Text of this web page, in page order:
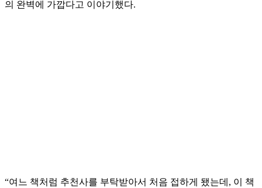
의 완벽에 가깝다고 이야기했다.
“여느 책처럼 추천사를 부탁받아서 처음 접하게 됐는데, 이 책